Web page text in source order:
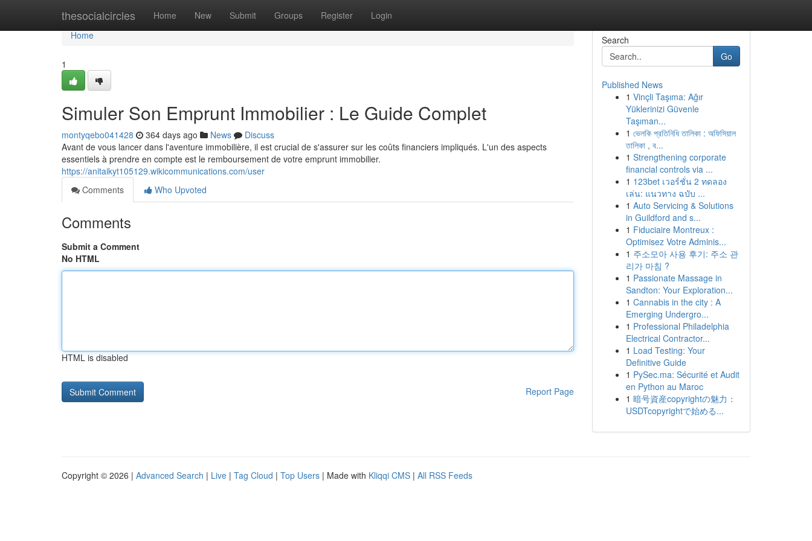
thesocialcircles Home New Submit Groups Register Login
Home
Home
1
Simuler Son Emprunt Immobilier : Le Guide Complet
montyqebo041428 364 days ago News
Discuss
Avant de vous lancer dans l'aventure immobilière, il est crucial de s'assurer sur les coûts financiers impliqués. L'un des aspects
essentiels à prendre en compte est le remboursement de votre emprunt immobilier.
https://anitaikyt105129.wikicommunications.com/user
Comments
Who Upvoted
Comments
Submit a Comment
No HTML
HTML is disabled
Report Page
Search
Go
Published News
1 Vinçli Taşıma: Ağır
Yüklerinizi Güvenle
Taşıman...
1 ভেলকি প্রতিনিধি তালিকা : অফিসিয়াল
তালিকা , ব...
1 Strengthening corporate
financial controls via ...
1 123bet เวอร์ชั่น 2 ทดลอง
เล่น: แนวทาง ฉบับ ...
1 Auto Servicing & Solutions
in Guildford and s...
1 Fiduciaire Montreux :
Optimisez Votre Adminis...
1 주소모아 사용 후기: 주소 관
리가 마침 ?
1 Passionate Massage in
Sandton: Your Exploration...
1 Cannabis in the city : A
Emerging Undergro...
1 Professional Philadelphia
Electrical Contractor...
1 Load Testing: Your
Definitive Guide
1 PySec.ma: Sécurité et Audit
en Python au Maroc
1 暗号資産copyrightの魅力：
USDTcopyrightで始める...
Copyright © 2026 | Advanced Search | Live | Tag Cloud | Top Users | Made with Kliqqi CMS | All RSS Feeds